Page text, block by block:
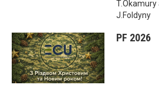
T.Okamury
J.Foldyny
PF 2026